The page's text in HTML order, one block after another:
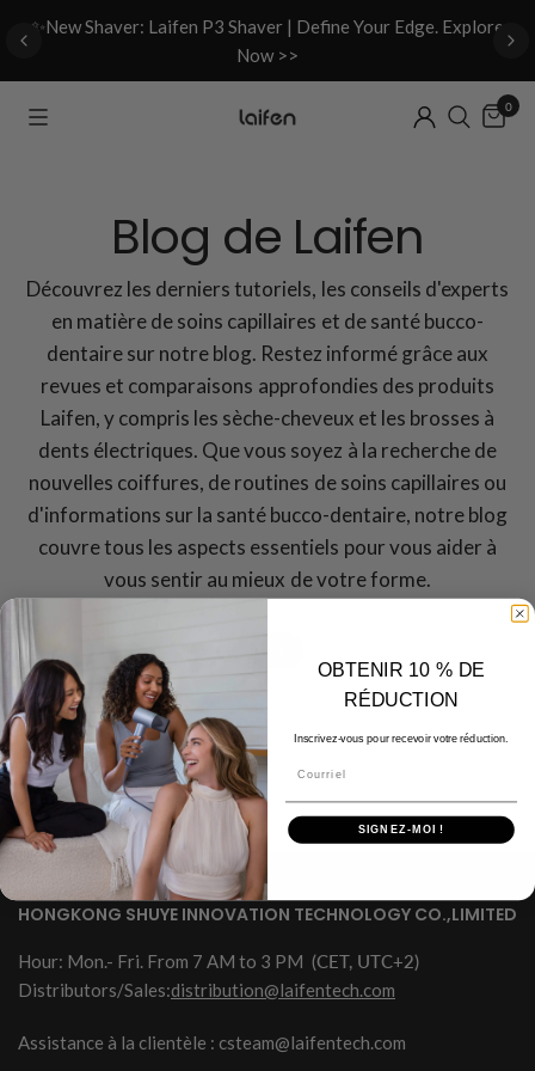
✨New Shaver: Laifen P3 Shaver | Define Your Edge. Explore
Now >>
0
Blog de Laifen
Découvrez les derniers tutoriels, les conseils d'experts
en matière de soins capillaires et de santé bucco-
dentaire sur notre blog. Restez informé grâce aux
revues et comparaisons approfondies des produits
Laifen, y compris les sèche-cheveux et les brosses à
dents électriques. Que vous soyez à la recherche de
nouvelles coiffures, de routines de soins capillaires ou
d'informations sur la santé bucco-dentaire, notre blog
couvre tous les aspects essentiels pour vous aider à
vous sentir au mieux de votre forme.
HONGKONG SHUYE INNOVATION TECHNOLOGY CO.,LIMITED
Hour: Mon.- Fri. From 7 AM to 3 PM (CET, UTC+2)
Distributors/Sales:distribution@laifentech.com
Assistance à la clientèle : csteam@laifentech.com
OBTENIR 10 % DE
RÉDUCTION
Inscrivez-vous pour recevoir votre réduction.
SIGNEZ-MOI !